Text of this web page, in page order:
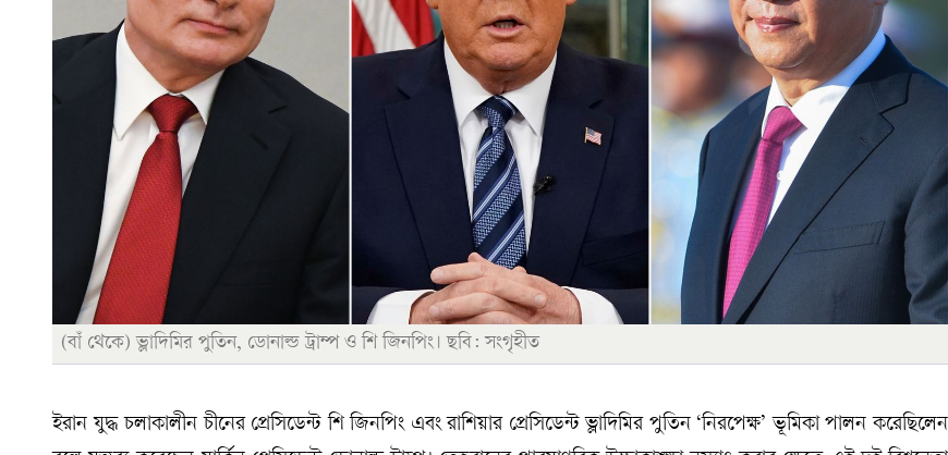
(বাঁ থেকে) ভ্লাদিমির পুতিন, ডোনাল্ড ট্রাম্প ও শি জিনপিং। ছবি: সংগৃহীত
ইরান যুদ্ধ চলাকালীন চীনের প্রেসিডেন্ট শি জিনপিং এবং রাশিয়ার প্রেসিডেন্ট ভ্লাদিমির পুতিন ‘নিরপেক্ষ’ ভূমিকা পালন করেছিলেন